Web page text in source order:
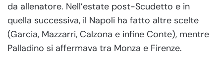
da allenatore. Nell’estate post-Scudetto e in
quella successiva, il Napoli ha fatto altre scelte
(Garcia, Mazzarri, Calzona e infine Conte), mentre
Palladino si affermava tra Monza e Firenze.